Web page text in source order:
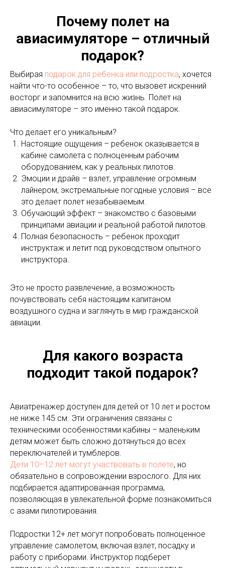
Почему полет на
авиасимуляторе – отличный
подарок?
Выбирая подарок для ребенка или подростка, хочется
найти что-то особенное – то, что вызовет искренний
восторг и запомнится на всю жизнь. Полет на
авиасимуляторе – это именно такой подарок.
Что делает его уникальным?
Настоящие ощущения – ребенок оказывается в
кабине самолета с полноценным рабочим
оборудованием, как у реальных пилотов.
Эмоции и драйв – взлет, управление огромным
лайнером, экстремальные погодные условия – все
это делает полет незабываемым.
Обучающий эффект – знакомство с базовыми
принципами авиации и реальной работой пилотов.
Полная безопасность – ребенок проходит
инструктаж и летит под руководством опытного
инструктора.
Это не просто развлечение, а возможность
почувствовать себя настоящим капитаном
воздушного судна и заглянуть в мир гражданской
авиации.
Для какого возраста
подходит такой подарок?
Авиатренажер доступен для детей от 10 лет и ростом
не ниже 145 см. Эти ограничения связаны с
техническими особенностями кабины – маленьким
детям может быть сложно дотянуться до всех
переключателей и тумблеров.
Дети 10–12 лет могут участвовать в полете, но
обязательно в сопровождении взрослого. Для них
подбирается адаптированная программа,
позволяющая в увлекательной форме познакомиться
с азами пилотирования.
Подростки 12+ лет могут попробовать полноценное
управление самолетом, включая взлет, посадку и
работу с приборами. Инструктор подберет